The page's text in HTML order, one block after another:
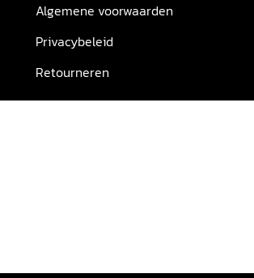
Algemene voorwaarden
Privacybeleid
Retourneren